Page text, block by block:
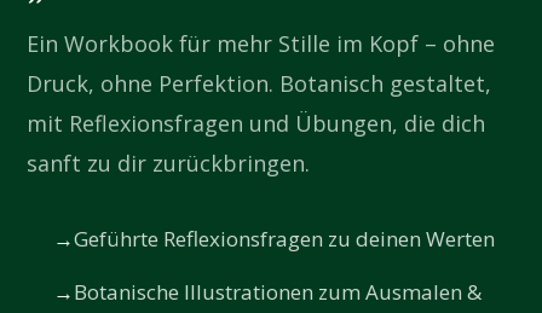
Ein Workbook für mehr Stille im Kopf – ohne
Druck, ohne Perfektion. Botanisch gestaltet,
mit Reflexionsfragen und Übungen, die dich
sanft zu dir zurückbringen.
Geführte Reflexionsfragen zu deinen Werten
Botanische Illustrationen zum Ausmalen &